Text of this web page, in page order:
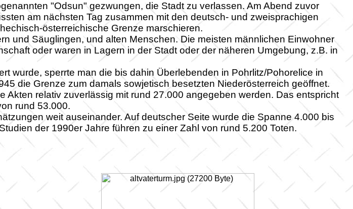
"Odsun" gezwungen, die Stadt zu verlassen. Am Abend zuvor
am nächsten Tag zusammen mit den deutsch- und zweisprachigen
österreichische Grenze marschieren.
und Säuglingen, und alten Menschen. Die meisten männlichen Einwohner
oder waren in Lagern in der Stadt oder der näheren Umgebung, z.B. in
wurde, sperrte man die bis dahin Überlebenden in Pohrlitz/Pohorelice in
die Grenze zum damals sowjetisch besetzten Niederösterreich geöffnet.
relativ zuverlässig mit rund 27.000 angegeben werden. Das entspricht
rund 53.000.
weit auseinander. Auf deutscher Seite wurde die Spanne 4.000 bis
der 1990er Jahre führen zu einer Zahl von rund 5.200 Toten.